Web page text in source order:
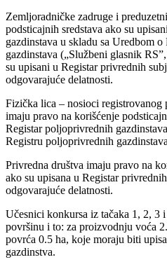
Zemljoradničke zadruge i
podsticajnih sredstava ako su
gazdinstava u skladu sa Uredbom
gazdinstava („Službeni glasnik
su upisani u Registar privrednih
odgovarajuće delatnosti.
Fizička lica – nosioci registrovanog
imaju pravo na korišćenje
Registar poljoprivrednih
Registru poljoprivrednih
Privredna društva imaju pravo na
ako su upisana u Registar
odgovarajuće delatnosti.
Učesnici konkursa iz tačaka 1, 2, 3
površinu i to: za proizvodnju voća
povrća 0.5 ha, koje moraju biti
gazdinstva.